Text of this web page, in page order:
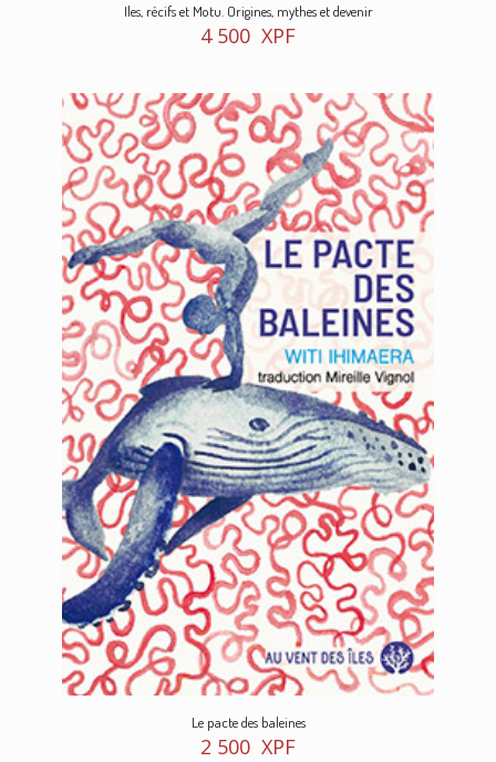
Iles, récifs et Motu. Origines, mythes et devenir
4 500 XPF
Le pacte des baleines
2 500 XPF